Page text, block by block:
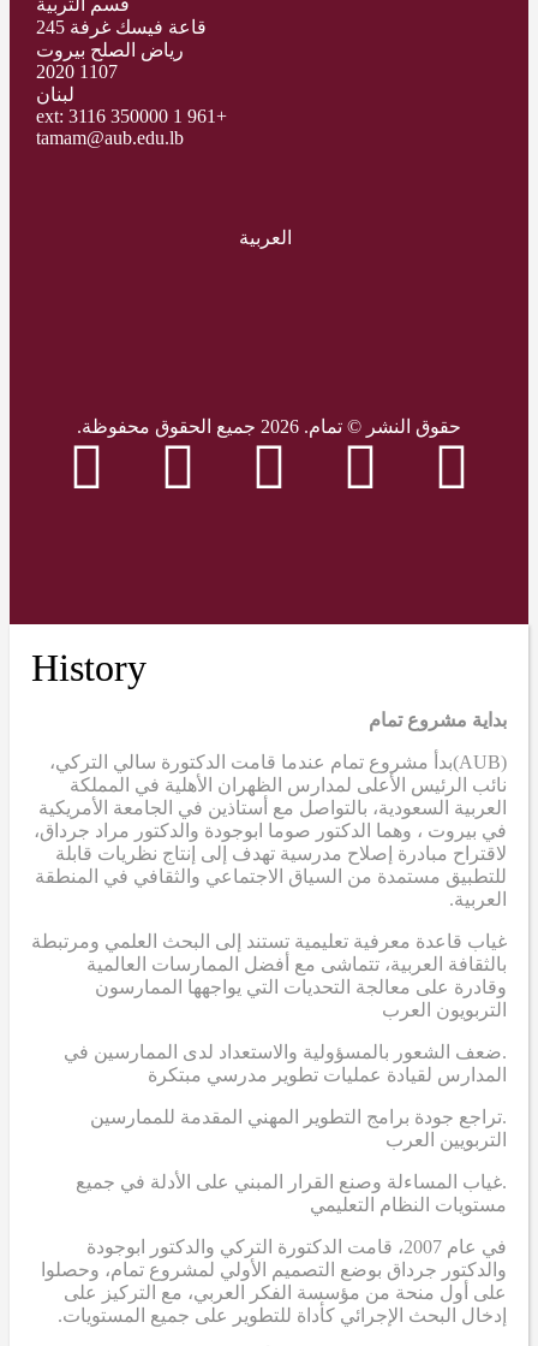
قسم التربية
قاعة فيسك غرفة 245
رياض الصلح بيروت
1107 2020
لبنان
+961 1 350000 ext: 3116
tamam@aub.edu.lb
العربية
حقوق النشر © تمام. 2026 جميع الحقوق محفوظة.
History
بداية مشروع تمام
(AUB)
بدأ مشروع تمام عندما قامت الدكتورة سالي التركي،
نائب الرئيس الأعلى لمدارس الظهران الأهلية في المملكة
العربية السعودية، بالتواصل مع أستاذين في الجامعة الأمريكية
في بيروت ، وهما الدكتور صوما ابوجودة والدكتور مراد جرداق،
لاقتراح مبادرة إصلاح مدرسية تهدف إلى إنتاج نظريات قابلة
للتطبيق مستمدة من السياق الاجتماعي والثقافي في المنطقة
العربية.
غياب قاعدة معرفية تعليمية تستند إلى البحث العلمي ومرتبطة
بالثقافة العربية، تتماشى مع أفضل الممارسات العالمية
وقادرة على معالجة التحديات التي يواجهها الممارسون
التربويون العرب
.ضعف الشعور بالمسؤولية والاستعداد لدى الممارسين في
المدارس لقيادة عمليات تطوير مدرسي مبتكرة
.تراجع جودة برامج التطوير المهني المقدمة للممارسين
التربويين العرب
.غياب المساءلة وصنع القرار المبني على الأدلة في جميع
مستويات النظام التعليمي
في عام 2007، قامت الدكتورة التركي والدكتور ابوجودة
والدكتور جرداق بوضع التصميم الأولي لمشروع تمام، وحصلوا
على أول منحة من مؤسسة الفكر العربي، مع التركيز على
إدخال البحث الإجرائي كأداة للتطوير على جميع المستويات.